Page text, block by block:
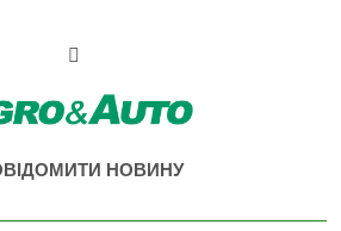
& Auto
НОВИНУ